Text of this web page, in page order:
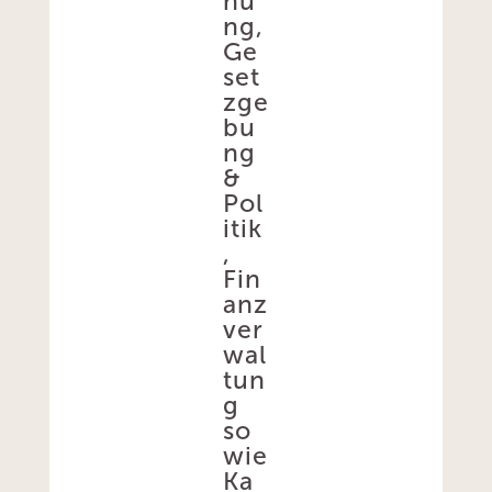
ng,
Ge
set
zge
bu
ng
&
Pol
itik
,
Fin
anz
ver
wal
tun
g
so
wie
Ka